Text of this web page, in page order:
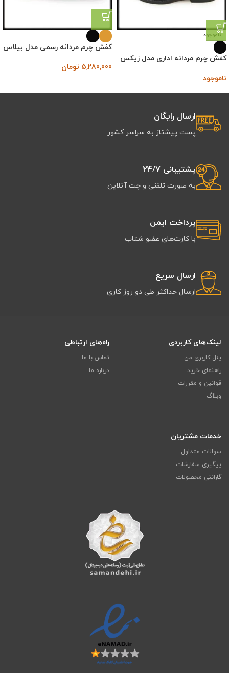
ناموجود
کفش چرم مردانه اداری مدل زیکس
ناموجود
کفش چرم مردانه رسمی مدل بیلاس
5,280,000 تومان
ارسال رایگان
پست پیشتاز به سراسر کشور
پشتیبانی 24/7
به صورت تلفنی و چت آنلاین
پرداخت ایمن
با کارت‌های عضو شتاب
ارسال سریع
ارسال حداکثر طی دو روز کاری
لینک‌های کاربردی
پنل کاربری من
راهنمای خرید
قوانین و مقررات
وبلاگ
راه‌های ارتباطی
تماس با ما
درباره ما
خدمات مشتریان
سوالات متداول
پیگیری سفارشات
گارانتی محصولات